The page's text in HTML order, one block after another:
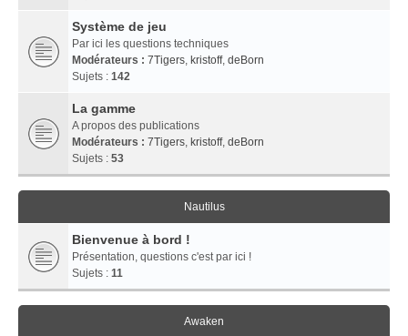
Système de jeu
Par ici les questions techniques
Modérateurs : 7Tigers, kristoff, deBorn
Sujets : 142
La gamme
A propos des publications
Modérateurs : 7Tigers, kristoff, deBorn
Sujets : 53
Nautilus
Bienvenue à bord !
Présentation, questions c'est par ici !
Sujets : 11
Awaken